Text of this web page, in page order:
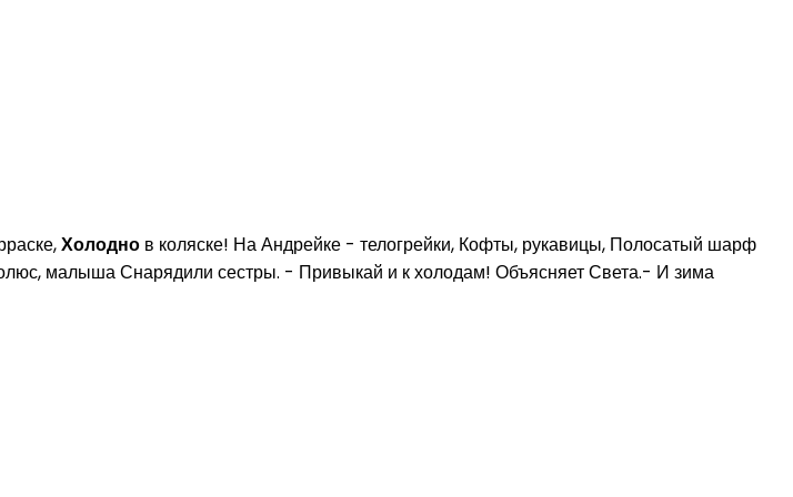
Холодно в коляске! На Андрейке - телогрейки, Кофты, рукавицы, Полосатый шарф
малыша Снарядили сестры. - Привыкай и к холодам! Объясняет Света.- И зима